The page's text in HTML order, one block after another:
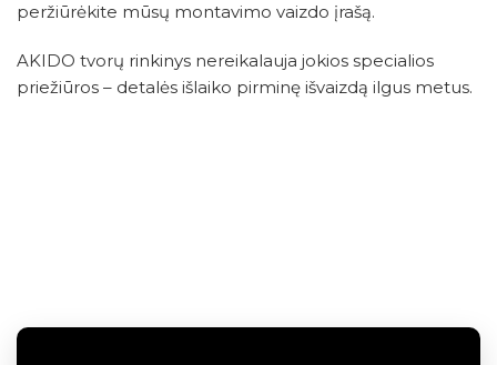
peržiūrėkite mūsų montavimo vaizdo įrašą.
AKIDO tvorų rinkinys nereikalauja jokios specialios
priežiūros – detalės išlaiko pirminę išvaizdą ilgus metus.